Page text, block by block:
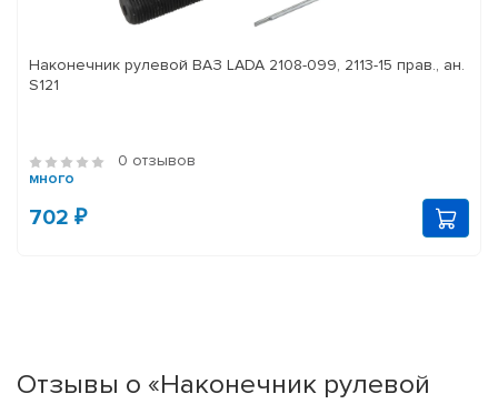
Наконечник рулевой ВАЗ LADA 2108-099, 2113-15 прав., ан.
S121
0 отзывов
много
702 ₽
Отзывы о «Наконечник рулевой